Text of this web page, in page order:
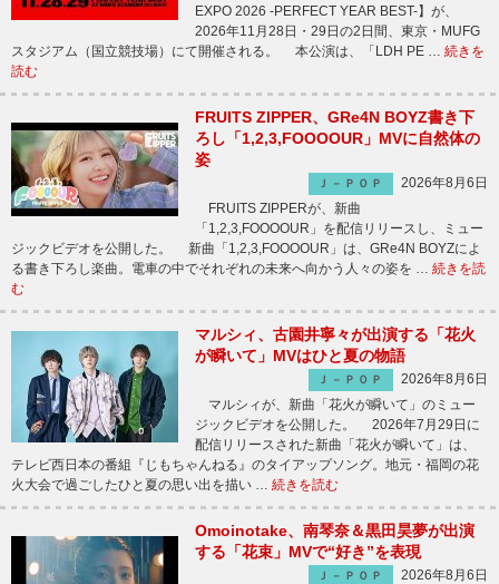
EXPO 2026 -PERFECT YEAR BEST-】が、
2026年11月28日・29日の2日間、東京・MUFG
スタジアム（国立競技場）にて開催される。 本公演は、「LDH PE … 続きを
読む
FRUITS ZIPPER、GRe4N BOYZ書き下
ろし「1,2,3,FOOOOUR」MVに自然体の
姿
Ｊ－ＰＯＰ
2026年8月6日
FRUITS ZIPPERが、新曲
「1,2,3,FOOOOUR」を配信リリースし、ミュー
ジックビデオを公開した。 新曲「1,2,3,FOOOOUR」は、GRe4N BOYZによ
る書き下ろし楽曲。電車の中でそれぞれの未来へ向かう人々の姿を … 続きを読
む
マルシィ、古園井寧々が出演する「花火
が瞬いて」MVはひと夏の物語
Ｊ－ＰＯＰ
2026年8月6日
マルシィが、新曲「花火が瞬いて」のミュー
ジックビデオを公開した。 2026年7月29日に
配信リリースされた新曲「花火が瞬いて」は、
テレビ西日本の番組『じもちゃんねる』のタイアップソング。地元・福岡の花
火大会で過ごしたひと夏の思い出を描い … 続きを読む
Omoinotake、南琴奈＆黒田昊夢が出演
する「花束」MVで“好き”を表現
Ｊ－ＰＯＰ
2026年8月6日